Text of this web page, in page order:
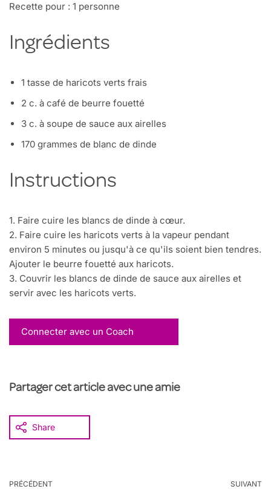
Recette pour : 1 personne
Ingrédients
1 tasse de haricots verts frais
2 c. à café de beurre fouetté
3 c. à soupe de sauce aux airelles
170 grammes de blanc de dinde
Instructions
1. Faire cuire les blancs de dinde à cœur.
2. Faire cuire les haricots verts à la vapeur pendant
environ 5 minutes ou jusqu'à ce qu'ils soient bien tendres.
Ajouter le beurre fouetté aux haricots.
3. Couvrir les blancs de dinde de sauce aux airelles et
servir avec les haricots verts.
Connecter avec un Coach
Partager cet article avec une amie
Share
PRÉCÉDENT SUIVANT